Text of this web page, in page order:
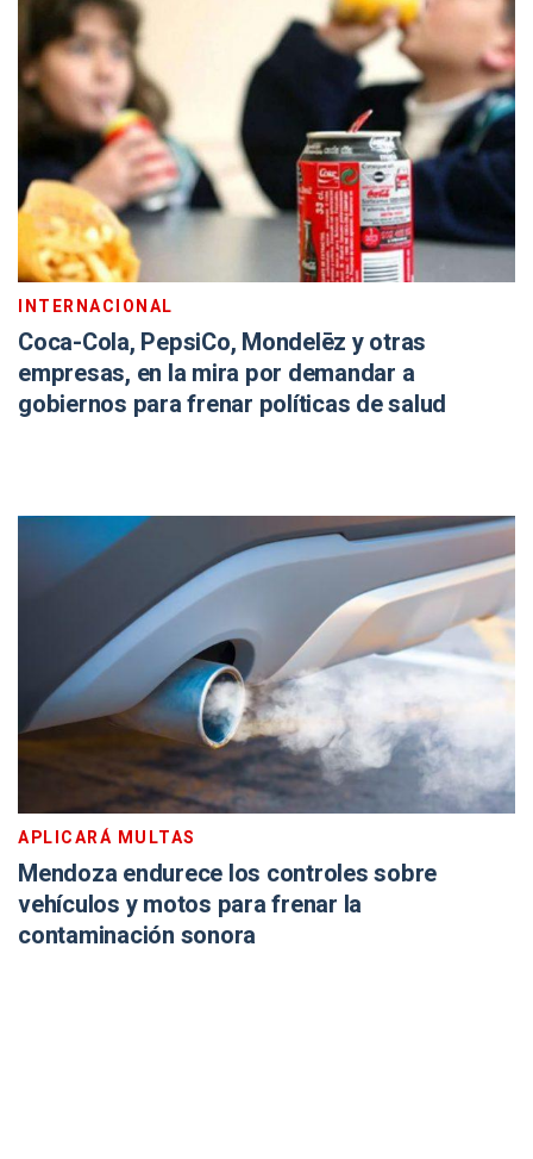
INTERNACIONAL
Coca-Cola, PepsiCo, Mondelēz y otras
empresas, en la mira por demandar a
gobiernos para frenar políticas de salud
APLICARÁ MULTAS
Mendoza endurece los controles sobre
vehículos y motos para frenar la
contaminación sonora